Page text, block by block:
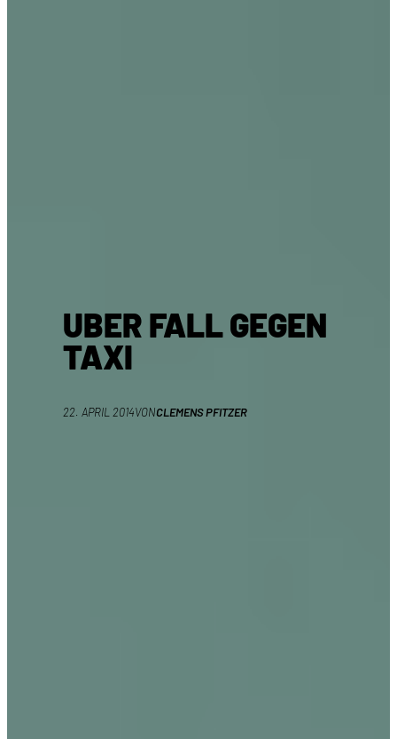
UBER FALL GEGEN
TAXI
22. APRIL 2014VONCLEMENS PFITZER